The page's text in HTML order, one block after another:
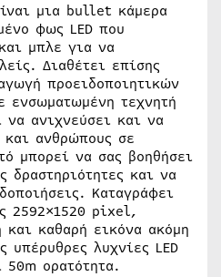
μια bullet κάμερα
φως LED που
μπλε για να
Διαθέτει επίσης
προειδοποιητικών
ενσωματωμένη τεχνητή
ανιχνεύσει και να
και ανθρώπους σε
μπορεί να σας βοηθήσει
δραστηριότητες και να
Καταγράφει
2592×1520 pixel,
και καθαρή εικόνα ακόμη
υπέρυθρες λυχνίες LED
ορατότητα.